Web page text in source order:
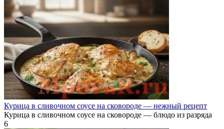
Курица в сливочном соусе на сковороде — нежный рецепт
Курица в сливочном соусе на сковороде — блюдо из разряда
6